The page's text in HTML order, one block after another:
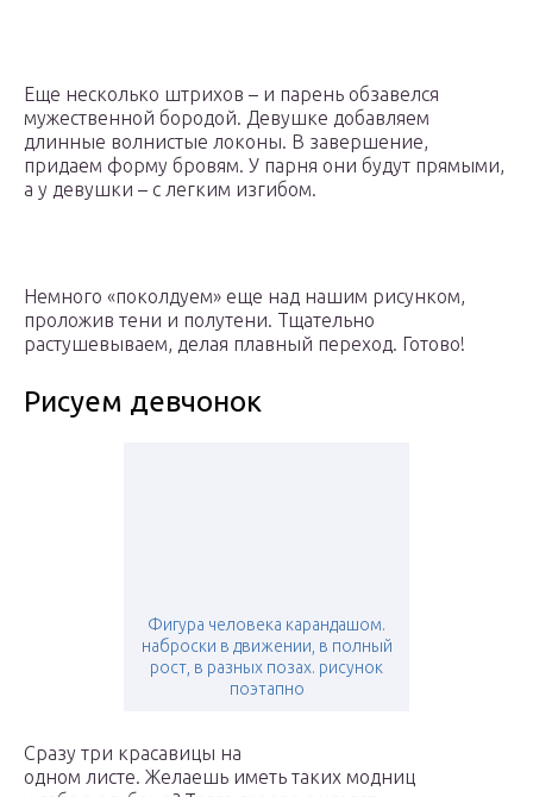
Еще несколько штрихов – и парень обзавелся
мужественной бородой. Девушке добавляем
длинные волнистые локоны. В завершение,
придаем форму бровям. У парня они будут прямыми,
а у девушки – с легким изгибом.
Немного «поколдуем» еще над нашим рисунком,
проложив тени и полутени. Тщательно
растушевываем, делая плавный переход. Готово!
Рисуем девчонок
Фигура человека карандашом.
наброски в движении, в полный
рост, в разных позах. рисунок
поэтапно
Сразу три красавицы на
одном листе. Желаешь иметь таких модниц